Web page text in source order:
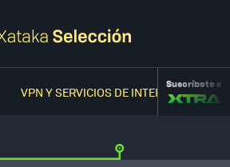
VPN Y SERVICIOS DE INTERNETSuscríbete a